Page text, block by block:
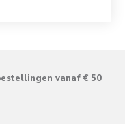
vanaf € 50